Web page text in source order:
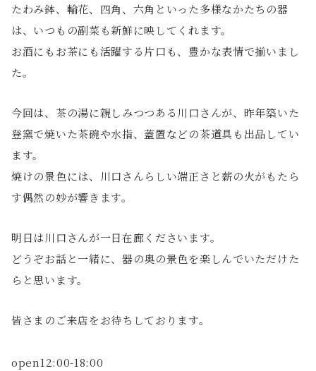
たわみ鉢、輪花、四角、六角といった多様なかたちの器
は、いつもの副菜も新鮮に映してくれます。
お酒にもお茶にも活躍する片口も、豊かな表情で揃いまし
た。
今回は、茶の湯に親しみつつある川口さんが、昨年築いた
登窯で焼いた茶碗や水指、蓋置などの茶道具も出品してい
ます。
焼けの景色には、川口さんらしい端正さと薪の火がもたら
す偶然の妙が響きます。
明日は川口さんが一日在廊くださいます。
どうぞお話と一緒に、器の奥の景色を楽しんでいただけた
らと思います。
皆さまのご来店をお待ちしております。
open12:00-18:00